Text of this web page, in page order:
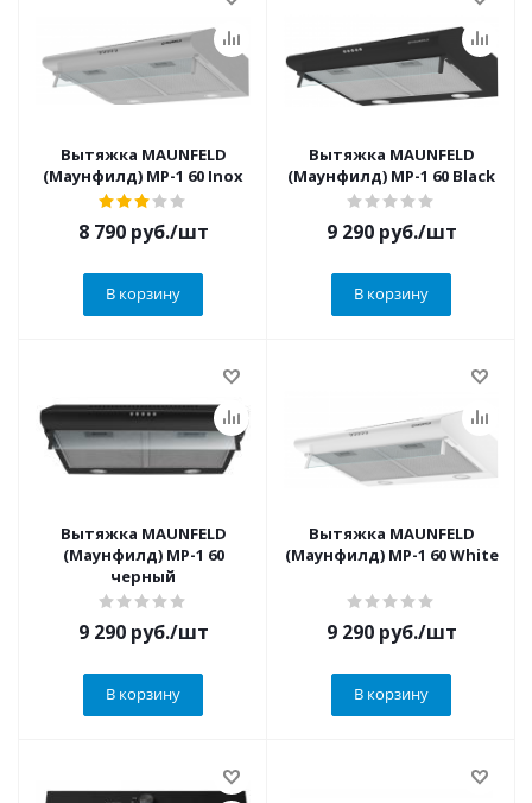
Вытяжка MAUNFELD
(Маунфилд) MP-1 60 Inox
8 790руб./шт
В корзину
Вытяжка MAUNFELD
(Маунфилд) MP-1 60 Black
9 290руб./шт
В корзину
Вытяжка MAUNFELD
(Маунфилд) MP-1 60
черный
9 290руб./шт
В корзину
Вытяжка MAUNFELD
(Маунфилд) MP-1 60 White
9 290руб./шт
В корзину